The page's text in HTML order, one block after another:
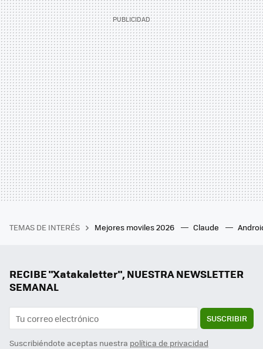
TEMAS DE INTERÉS Mejores moviles 2026 Claude
RECIBE "Xatakaletter", NUESTRA NEWSLETTER
SEMANAL
SUSCRIBIR
Suscribiéndote aceptas nuestra política de privacidad